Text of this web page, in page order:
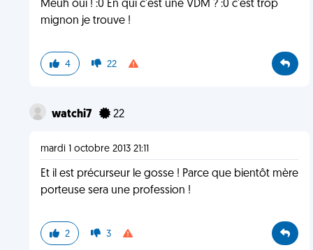
Meuh oui ! :0 En qui c'est une VDM ? :0 c'est trop
mignon je trouve !
4 22
watchi7 22
mardi 1 octobre 2013 21:11
Et il est précurseur le gosse ! Parce que bientôt mère
porteuse sera une profession !
2 3